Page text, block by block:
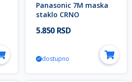
Panasonic 7M maska
staklo CRNO
Thea ULTIMA Modular
5.850 RSD
dostupno